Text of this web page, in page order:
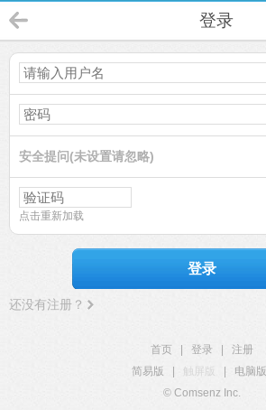
登录
安全提问(未设置请忽略)
点击重新加载
登录
还没有注册？
首页 登录
注册
简易版
触屏版 电脑版
© Comsenz Inc.